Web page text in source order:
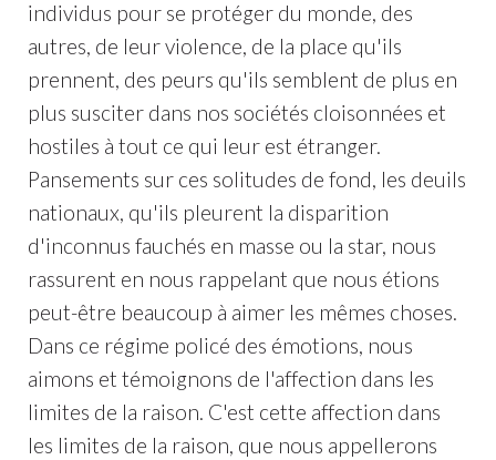
individus pour se protéger du monde, des
autres, de leur violence, de la place qu'ils
prennent, des peurs qu'ils semblent de plus en
plus susciter dans nos sociétés cloisonnées et
hostiles à tout ce qui leur est étranger.
Pansements sur ces solitudes de fond, les deuils
nationaux, qu'ils pleurent la disparition
d'inconnus fauchés en masse ou la star, nous
rassurent en nous rappelant que nous étions
peut-être beaucoup à aimer les mêmes choses.
Dans ce régime policé des émotions, nous
aimons et témoignons de l'affection dans les
limites de la raison. C'est cette affection dans
les limites de la raison, que nous appellerons